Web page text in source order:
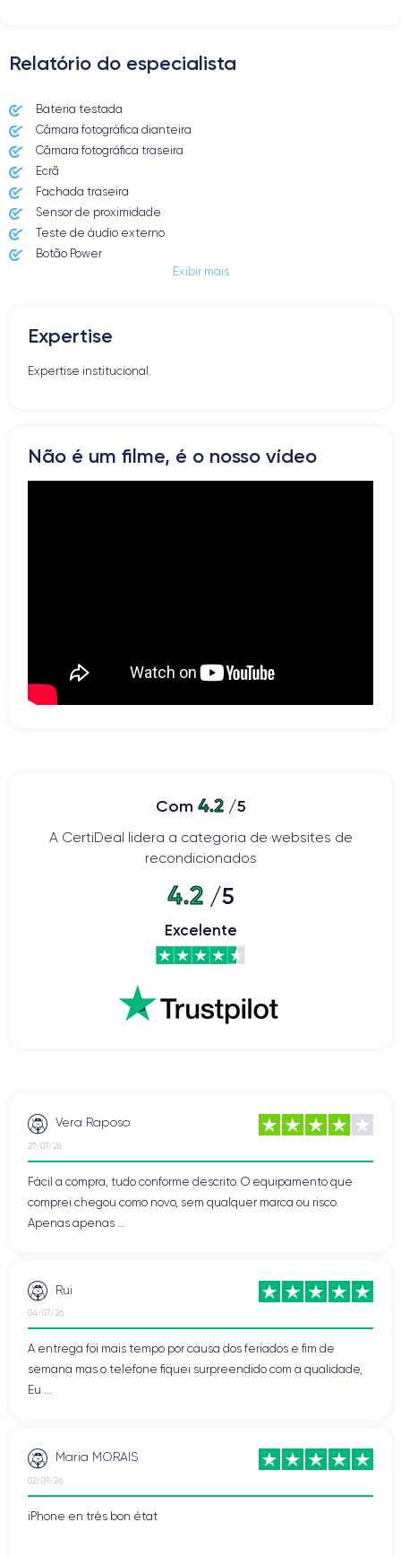
Relatório do especialista
Bateria testada
Câmara fotográfica dianteira
Câmara fotográfica traseira
Ecrã
Fachada traseira
Sensor de proximidade
Teste de áudio externo
Botão Power
Entrada Jack ou Lightening
Altifalante
Botão Home
Vibrador
Prise USB
Exibir mais
Expertise
Expertise institucional.
Não é um filme, é o nosso vídeo
Com 4.2/5
A CertiDeal lidera a categoria de websites de
recondicionados
4.2/5
Excelente
Vera Raposo
27/07/26
Fácil a compra, tudo conforme descrito. O equipamento que
comprei chegou como novo, sem qualquer marca ou risco.
Apenas apenas ...
Rui
04/07/26
A entrega foi mais tempo por causa dos feriados e fim de
semana mas o telefone fiquei surpreendido com a qualidade,
Eu ...
Maria MORAIS
02/07/26
iPhone en très bon état